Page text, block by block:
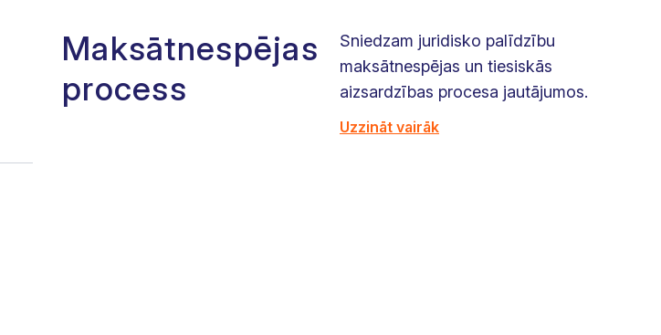
Maksātnespējas
process
Sniedzam juridisko palīdzību
maksātnespējas un tiesiskās
aizsardzības procesa jautājumos.
Uzzināt vairāk